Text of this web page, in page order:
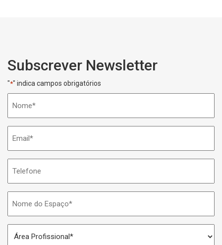
Subscrever Newsletter
"*" indica campos obrigatórios
do
Espaço
Profissional